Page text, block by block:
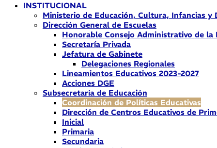
INSTITUCIONAL
Ministerio de Educación, Cultura, Infancias y
Dirección General de Escuelas
Honorable Consejo Administrativo de la
Secretaría Privada
Jefatura de Gabinete
Delegaciones Regionales
Lineamientos Educativos 2023-2027
Acciones DGE
Subsecretaría de Educación
Coordinación de Políticas Educativas
Dirección de Centros Educativos de
Inicial
Primaria
Secundaria